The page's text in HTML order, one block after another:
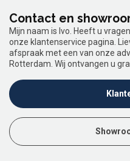
Contact en
Mijn naam is Ivo. Heeft u
onze klantenservice pagina.
afspraak met een van onze
Rotterdam. Wij ontvangen u